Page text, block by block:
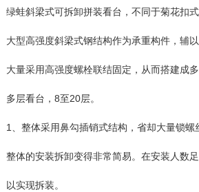
绿蛙斜梁式可拆卸拼装看台，不同于菊花扣
大型高强度斜梁式钢结构作为承重构件，辅
大量采用高强度螺栓联结固定，从而搭建成
多层看台，8至20层。
1、整体采用鼻勾插销式结构，省却大量锁螺
整体的安装拆卸变得非常简易。在安装人数
以实现拆装。